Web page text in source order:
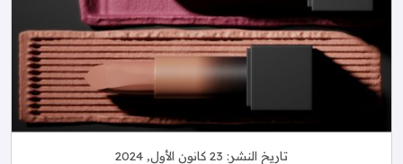
تاريخ النشر: 23 كانون الأول, 2024